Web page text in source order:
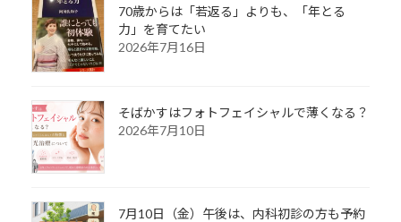
70歳からは「若返る」よりも、「年とる
力」を育てたい
2026年7月16日
そばかすはフォトフェイシャルで薄くなる？
2026年7月10日
7月10日（金）午後は、内科初診の方も予約